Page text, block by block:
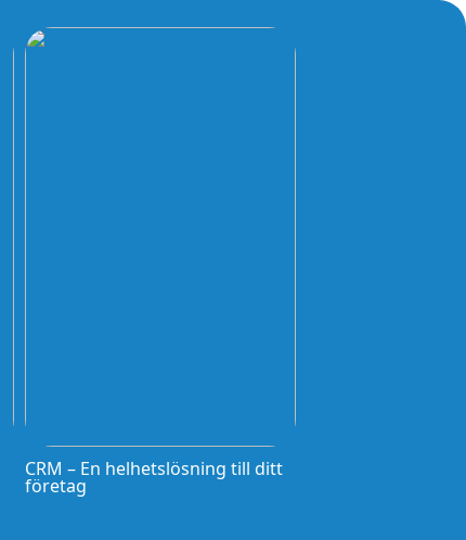
CRM – En helhetslösning till ditt
företag